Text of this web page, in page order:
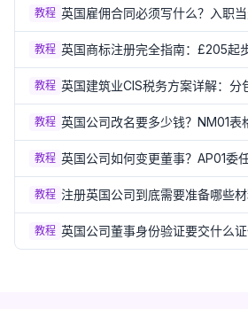
教程 英国雇佣合同必须写什么？入职当
给的书面声明清单（2026）
教程 英国商标注册完全指南：£205起
和3-4个月流程详解（2026）
教程 英国建筑业CIS税务方案详解：分
扣20%还是30%？（2026）
教程 英国公司改名要多少钱？NM01表
和特别决议要求（2026）
教程 英国公司如何变更董事？AP01委任
TM01卸任表格详解（2026）
教程 注册英国公司到底需要准备哪些材
整清单一次讲清（2026）
教程 英国公司董事身份验证要交什么证
Group A/B文件清单详解（2026